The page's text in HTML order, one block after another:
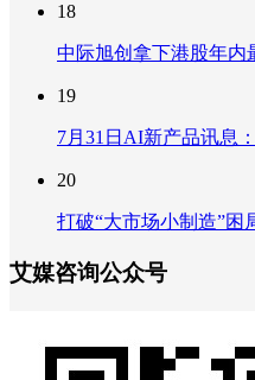
18
中际旭创拿下港股年内
19
7月31日AI新产品讯息
20
打破“大市场小制造”困
艾媒咨询公众号